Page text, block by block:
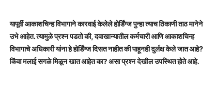
यापूर्वी आकाशचिन्ह विभागाने कारवाई केलेले होर्डिंग्ज पुन्हा त्याच ठिकाणी ताठ मानेने
उभे आहेत. त्यामुळे प्रश्न पडतो की, दवाखान्यातील कर्मचारी आणि आकाशचिन्ह
विभागाचे अधिकारी यांना हे होर्डिंग्ज दिसत नाहीत की पाहूनही दुर्लक्ष केले जात आहे?
किंवा मलाई सगळे मिळून खात आहेत का? असा प्रश्न देखील उपस्थित होते आहे.